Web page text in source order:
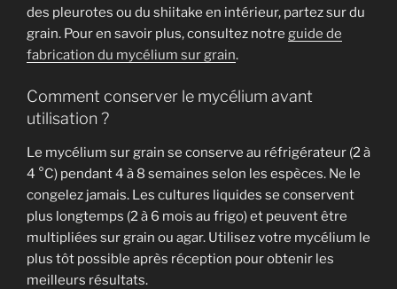
des pleurotes ou du shiitake en intérieur, partez sur du
grain. Pour en savoir plus, consultez notre guide de
fabrication du mycélium sur grain.
Comment conserver le mycélium avant
utilisation ?
Le mycélium sur grain se conserve au réfrigérateur (2 à
4 °C) pendant 4 à 8 semaines selon les espèces. Ne le
congelez jamais. Les cultures liquides se conservent
plus longtemps (2 à 6 mois au frigo) et peuvent être
multipliées sur grain ou agar. Utilisez votre mycélium le
plus tôt possible après réception pour obtenir les
meilleurs résultats.